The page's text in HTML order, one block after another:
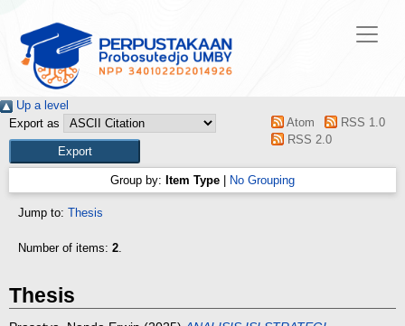
Up a level
Export as
Atom
RSS 1.0
RSS 2.0
Group by: Item Type No Grouping
Jump to: Thesis
Number of items: 2.
Thesis